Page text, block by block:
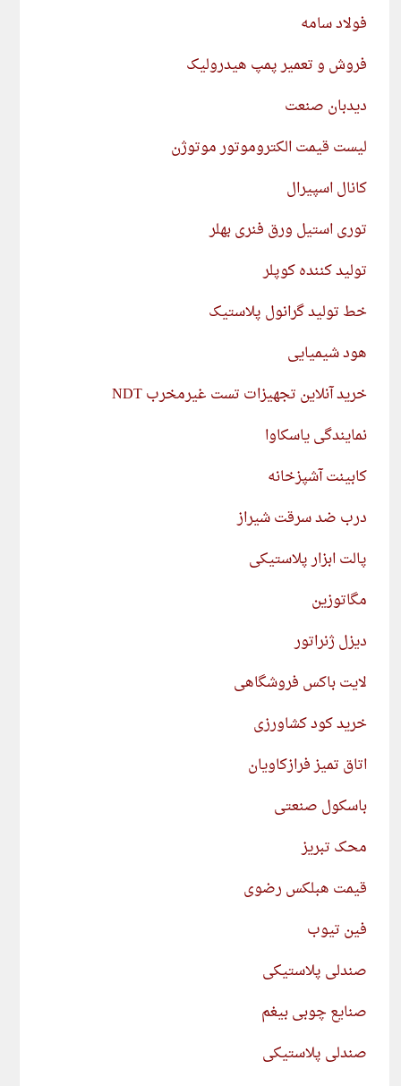
فولاد سامه
فروش و تعمیر پمپ هیدرولیک
دیدبان صنعت
لیست قیمت الکتروموتور موتوژن
کانال اسپیرال
توری استیل ورق فنری بهلر
تولید کننده کوپلر
خط تولید گرانول پلاستیک
هود شیمیایی
خرید آنلاین تجهیزات تست غیرمخرب NDT
نمایندگی یاسکاوا
کابینت آشپزخانه
درب ضد سرقت شیراز
پالت ابزار پلاستیکی
مگاتوزین
دیزل ژنراتور
لایت باکس فروشگاهی
خرید کود کشاورزی
اتاق تمیز فرازکاویان
باسکول صنعتی
محک تبریز
قیمت هبلکس رضوی
فین تیوب
صندلی پلاستیکی
صنایع چوبی بیغم
صندلی پلاستیکی